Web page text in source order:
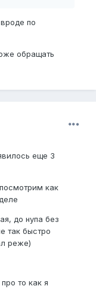
по
обращать
еще 3
как
до нупа без
так быстро
реже)
то как я